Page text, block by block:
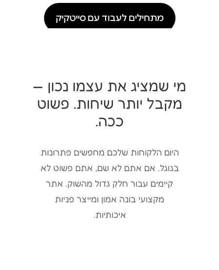
מתחילים לעבוד עם סייטקיק
מי שמציג את עצמו נכון —
מקבל יותר שיחות. פשוט
ככה.
היום הלקוחות שלכם מחפשים פתרונות
בגוגל. אם אתם לא שם, אתם פשוט לא
קיימים עבור חלק גדול מהשוק. אתר
מקצועי בונה אמון ומייצר פניות
איכותיות.